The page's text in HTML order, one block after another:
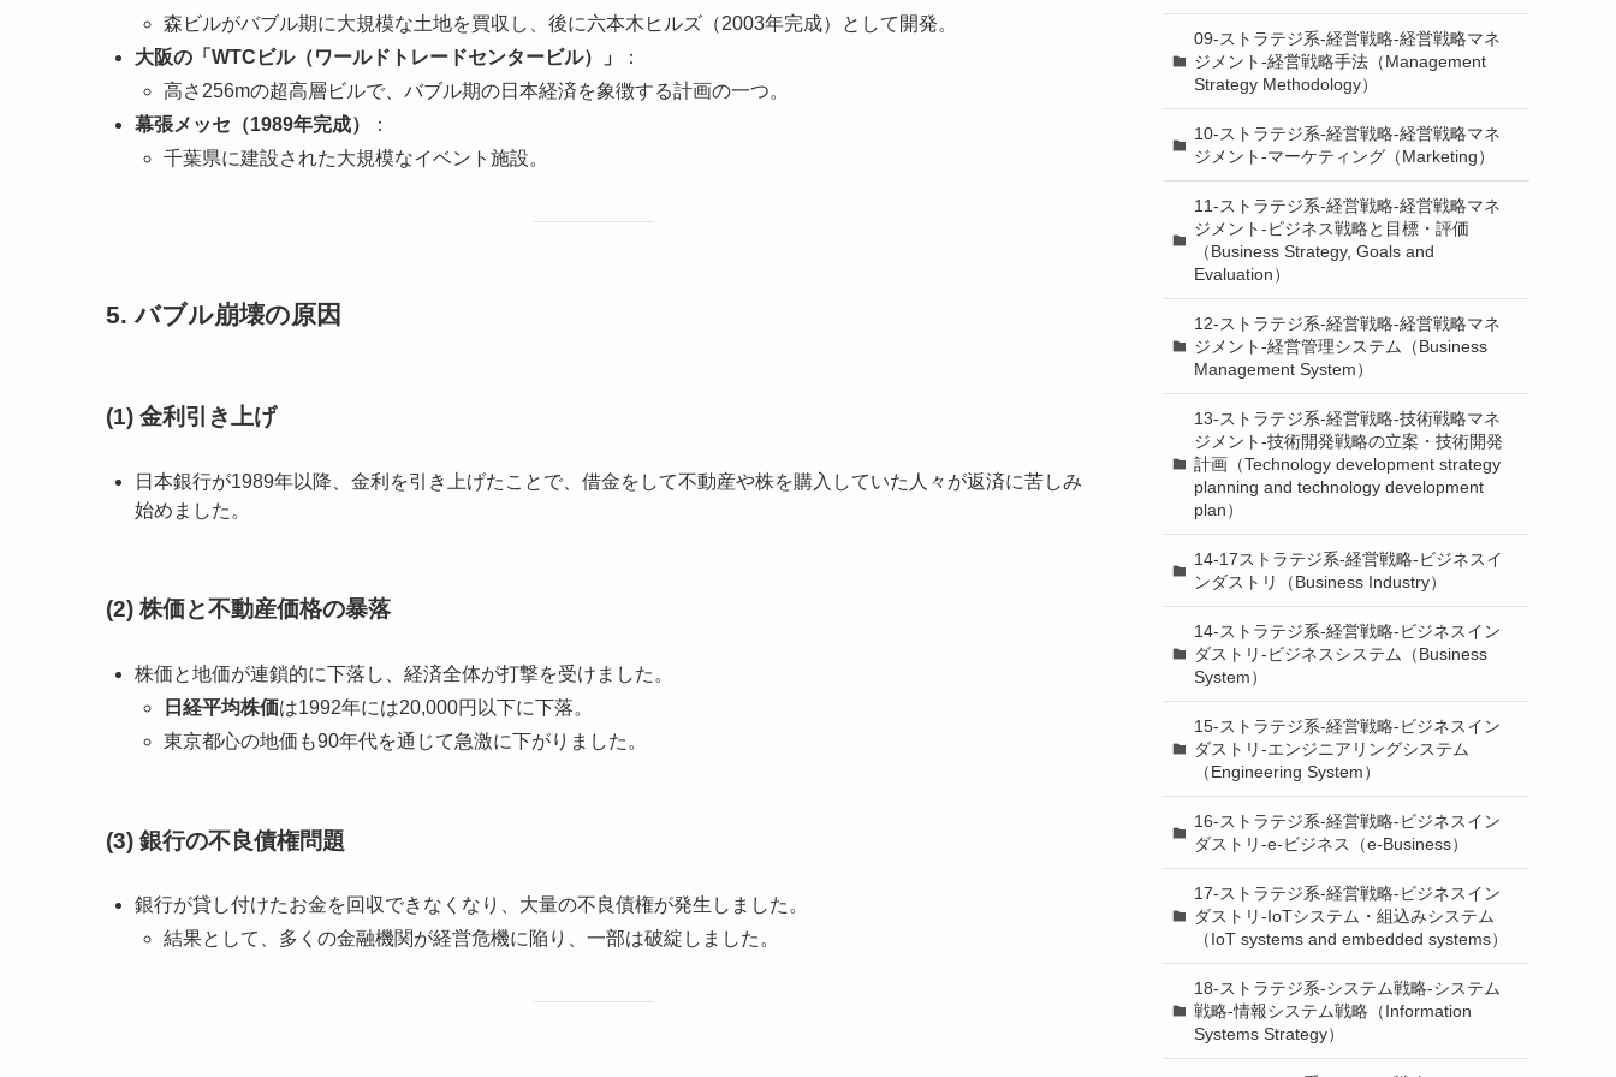
森ビルがバブル期に大規模な土地を買収し、後に六本木ヒルズ（2003年完成）として開発。
大阪の「WTCビル（ワールドトレードセンタービル）」
：
高さ256mの超高層ビルで、バブル期の日本経済を象徴する計画の一つ。
幕張メッセ（1989年完成）
：
千葉県に建設された大規模なイベント施設。
5. バブル崩壊の原因
(1) 金利引き上げ
日本銀行が1989年以降、金利を引き上げたことで、借金をして不動産や株を購入していた人々が返済に苦しみ
始めました。
(2) 株価と不動産価格の暴落
株価と地価が連鎖的に下落し、経済全体が打撃を受けました。
日経平均株価は1992年には20,000円以下に下落。
東京都心の地価も90年代を通じて急激に下がりました。
(3) 銀行の不良債権問題
銀行が貸し付けたお金を回収できなくなり、大量の不良債権が発生しました。
結果として、多くの金融機関が経営危機に陥り、一部は破綻しました。
09-ストラテジ系-経営戦略-経営戦略マネ
ジメント-経営戦略手法（Management
Strategy Methodology）
10-ストラテジ系-経営戦略-経営戦略マネ
ジメント-マーケティング（Marketing）
11-ストラテジ系-経営戦略-経営戦略マネ
ジメント-ビジネス戦略と目標・評価
（Business Strategy, Goals and
Evaluation）
12-ストラテジ系-経営戦略-経営戦略マネ
ジメント-経営管理システム（Business
Management System）
13-ストラテジ系-経営戦略-技術戦略マネ
ジメント-技術開発戦略の立案・技術開発
計画（Technology development strategy
planning and technology development
plan）
14-17ストラテジ系-経営戦略-ビジネスイ
ンダストリ（Business Industry）
14-ストラテジ系-経営戦略-ビジネスイン
ダストリ-ビジネスシステム（Business
System）
15-ストラテジ系-経営戦略-ビジネスイン
ダストリ-エンジニアリングシステム
（Engineering System）
16-ストラテジ系-経営戦略-ビジネスイン
ダストリ-e-ビジネス（e-Business）
17-ストラテジ系-経営戦略-ビジネスイン
ダストリ-IoTシステム・組込みシステム
（IoT systems and embedded systems）
18-ストラテジ系-システム戦略-システム
戦略-情報システム戦略（Information
Systems Strategy）